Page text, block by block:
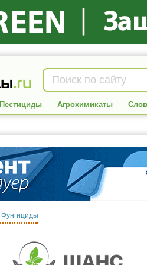
Пестициды Агрохимикаты
Фунгициды